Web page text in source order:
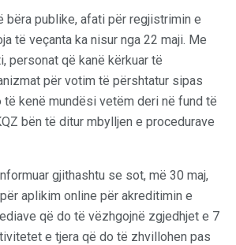
bëra publike, afati për regjistrimin e
të veçanta ka nisur nga 22 maji. Me
personat që kanë kërkuar të
për votim të përshtatur sipas
të kenë mundësi vetëm deri në fund të
bën të ditur mbylljen e procedurave
gjithashtu se sot, më 30 maj,
aplikim online për akreditimin e
që do të vëzhgojnë zgjedhjet e 7
e tjera që do të zhvillohen pas